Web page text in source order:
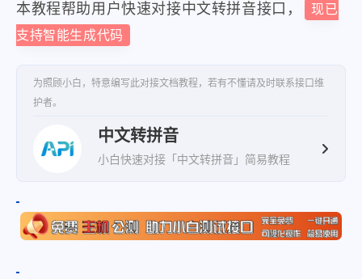
本教程帮助用户快速对接中文转拼音接口，
现已
支持智能生成代码
为照顾小白，特意编写此对接文档教程，若有不懂请及时联系接口维
护者。
中文转拼音
小白快速对接「中文转拼音」简易教程